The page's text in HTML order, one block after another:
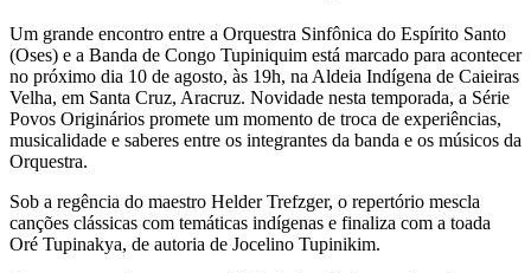
Um grande encontro entre a Orquestra Sinfônica do Espírito Santo
(Oses) e a Banda de Congo Tupiniquim está marcado para acontecer
no próximo dia 10 de agosto, às 19h, na Aldeia Indígena de Caieiras
Velha, em Santa Cruz, Aracruz. Novidade nesta temporada, a Série
Povos Originários promete um momento de troca de experiências,
musicalidade e saberes entre os integrantes da banda e os músicos da
Orquestra.
Sob a regência do maestro Helder Trefzger, o repertório mescla
canções clássicas com temáticas indígenas e finaliza com a toada
Oré Tupinakya, de autoria de Jocelino Tupinikim.